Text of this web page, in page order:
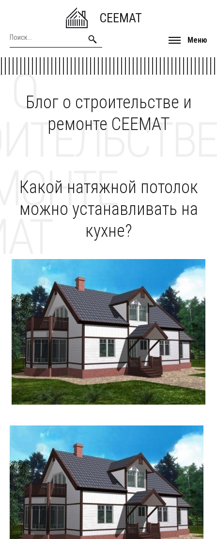
CEEMAT
Меню
Блог о строительстве и
ремонте CEEMAT
О
Какой натяжной потолок
можно устанавливать на
кухне?